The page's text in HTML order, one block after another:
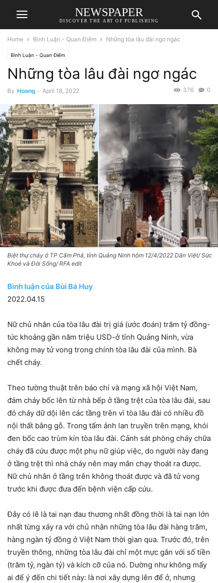
NEWSPAPER
DISCOVER THE ART OF PUBLISHING
Home Bình Luận - Quan Điểm Những tòa lâu đài ngơ ngác
Bình Luận - Quan Điểm
Những tòa lâu đài ngơ ngác
By Hoang - April 18, 2022 0
376
Biệt thự cháy ở TP Cẩm Phả, tỉnh Quảng Ninh hôm 12/4/2022 Dân Việt/ Sức
Khoẻ và Đời Sống/ RFA edit
Bình luận của Bùi Bá Huy
2022.04.15
Nữ chủ nhân của tòa lâu đài trị giá (ước đoán) trăm tỷ đồng-
tức khoảng gần năm triệu USD-ở tỉnh Quảng Ninh, vừa
không may tử vong trong chính tòa lâu đài của mình. Bà
chết cháy.
Theo tường thuật trên báo chí và mạng xã hội Việt Nam,
đám cháy bốc lên từ nhà bếp ở tầng trệt của tòa lâu đài, sau
đó cháy dữ dội lên các tầng trên vì tòa lâu đài có nhiều đồ
nội thất bằng gỗ. Trong tấm ảnh lan truyền trên mạng, khói
đen bốc cao trùm kín tòa lâu đài. Cảnh sát phòng cháy chữa
cháy đã cứu được một phụ nữ giúp việc, do người này đang
ở tầng trệt thì nhà cháy nên may mắn chạy thoát ra được.
Nữ chủ nhân ở tầng trên không thoát được và đã tử vong
trước khi được đưa đến bệnh viện cấp cứu.
Đây có lẽ là tai nạn đau thương nhất đồng thời là tai nạn lớn
nhất từng xảy ra với chủ nhân những tòa lâu đài hàng trăm,
hàng ngàn tỷ đồng ở Việt Nam thời gian qua. Trước đó, trên
truyền thông, những tòa lâu đài chỉ một mực gắn với số tiền
(trăm tỷ, ngàn tỷ) và kích cỡ của nó. Dường như không mấy
ai để ý đến chi tiết này: là nơi xây dựng lên để ở, nhưng